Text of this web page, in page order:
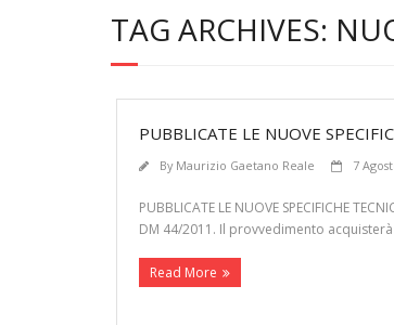
TAG ARCHIVES:
PUBBLICATE LE NUOVE
By Maurizio Gaetano Reale 7
PUBBLICATE LE NUOVE SPECIFICHE
DM 44/2011. Il provvedimento
Read More